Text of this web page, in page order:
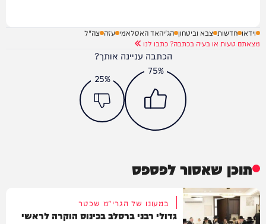
וידאו חדשות צבא וביטחון הג'יהאד האסלאמי עזה צה"ל
מצאתם טעות או בעיה בכתבה? כתבו לנו
הכתבה עניינה אותך?
75%
25%
תוכן שאסור לפספס
במעונו של הגרי"מ שכטר
גדולי רבני ברסלב בכינוס הוקרה לראשי